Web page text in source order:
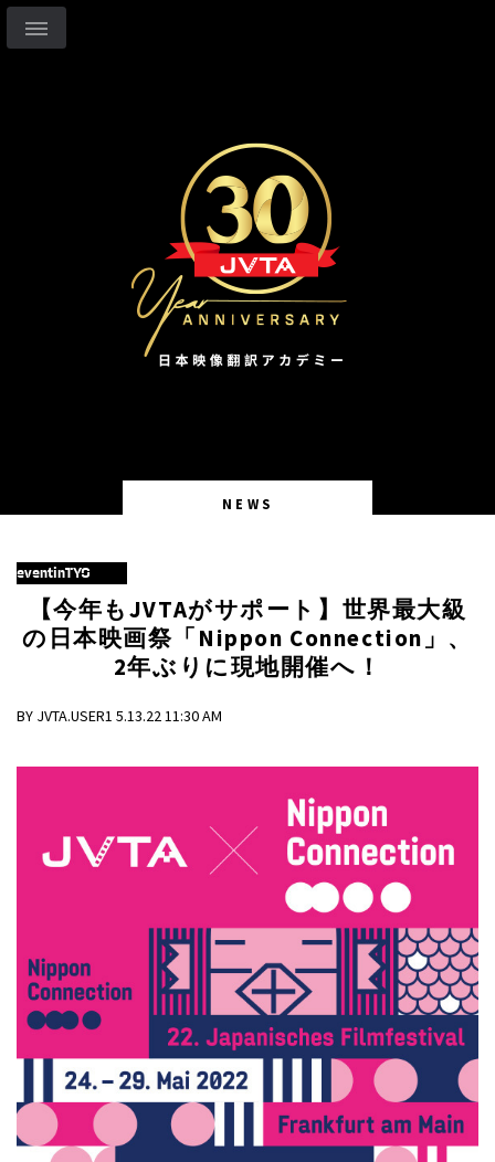
NEWS
eventinTYO
【今年もJVTAがサポート】世界最大級
の日本映画祭「Nippon Connection」、
2年ぶりに現地開催へ！
BY JVTA.USER1 5.13.22 11:30 AM